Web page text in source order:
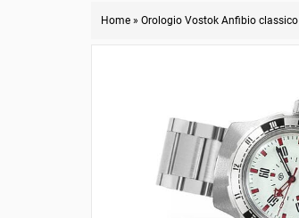
Home » Orologio Vostok Anfibio classico